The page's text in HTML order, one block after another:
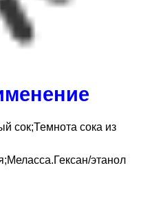
сок;Темнота сока из
этанол